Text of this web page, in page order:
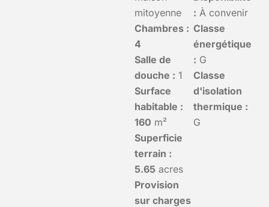
mitoyenne
Chambres :
4
Salle de
douche : 1
Surface
habitable :
160 m²
Superficie
terrain :
5.65 acres
Provision
sur charges
: À convenir
Classe
énergétique
: G
Classe
d'isolation
thermique :
G